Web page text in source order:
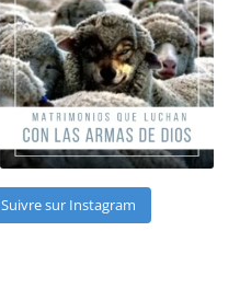
Suivre sur Instagram